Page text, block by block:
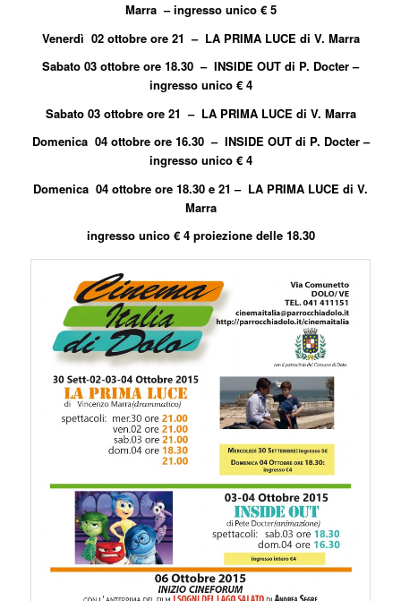
Marra – ingresso unico € 5
Venerdì 02 ottobre ore 21 – LA PRIMA LUCE di V. Marra
Sabato 03 ottobre ore 18.30 – INSIDE OUT di P. Docter –
ingresso unico € 4
Sabato 03 ottobre ore 21 – LA PRIMA LUCE di V. Marra
Domenica 04 ottobre ore 16.30 – INSIDE OUT di P. Docter –
ingresso unico € 4
Domenica 04 ottobre ore 18.30 e 21 – LA PRIMA LUCE di V.
Marra
ingresso unico € 4 proiezione delle 18.30